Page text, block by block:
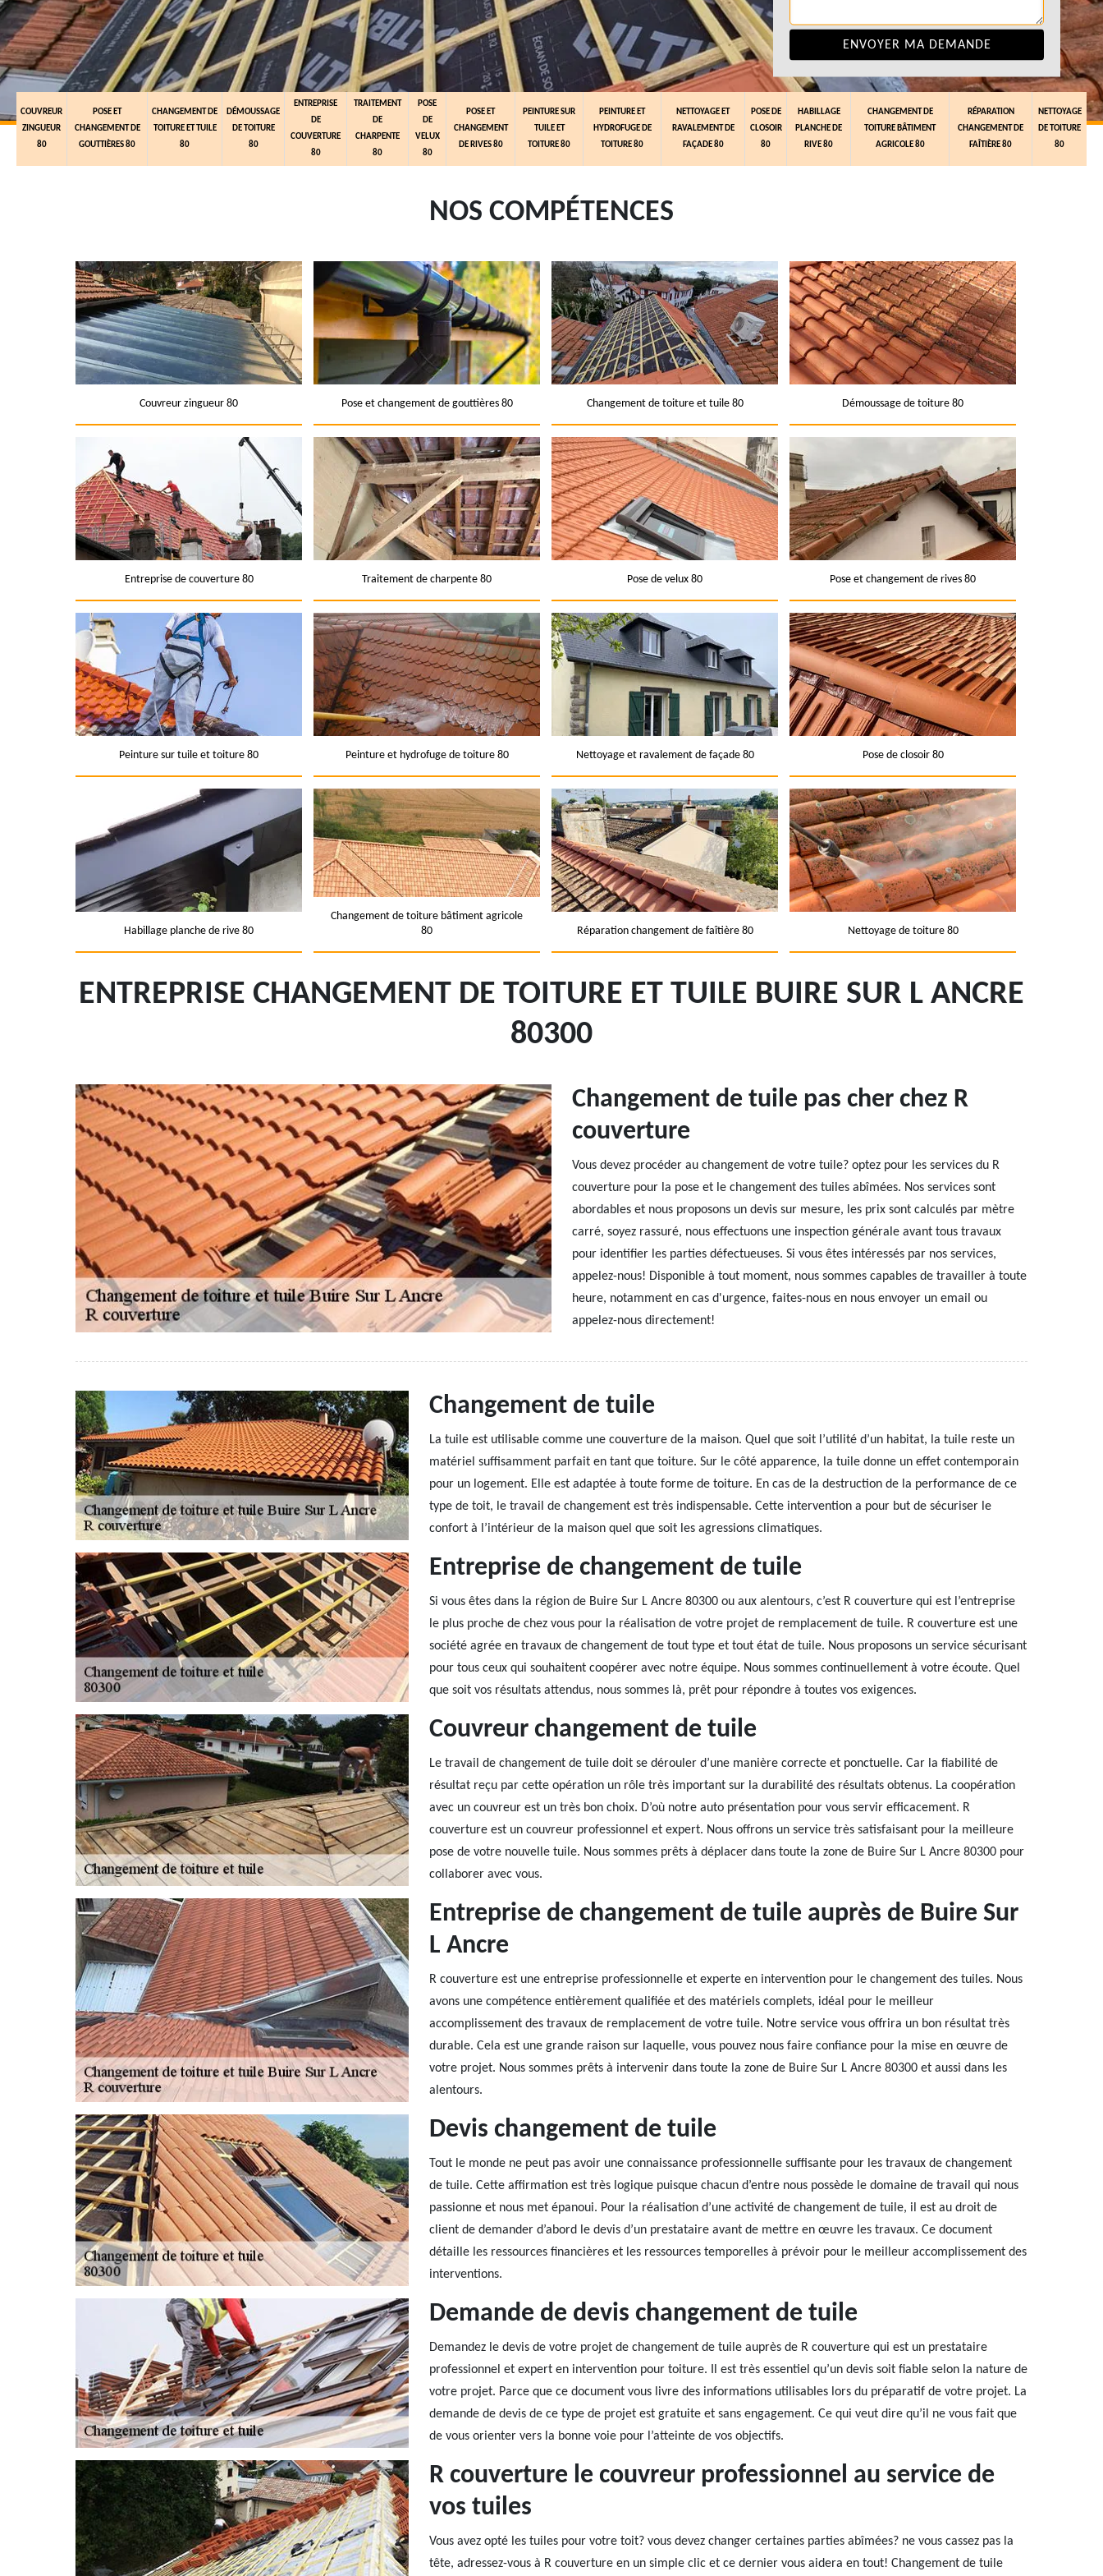
COUVREUR
ZINGUEUR
80
POSE ET
CHANGEMENT DE
GOUTTIÈRES 80
CHANGEMENT DE
TOITURE ET TUILE
80
DÉMOUSSAGE
DE TOITURE
80
ENTREPRISE
DE
COUVERTURE
80
TRAITEMENT
DE
CHARPENTE
80
POSE
DE
VELUX
80
POSE ET
CHANGEMENT
DE RIVES 80
PEINTURE SUR
TUILE ET
TOITURE 80
PEINTURE ET
HYDROFUGE DE
TOITURE 80
NETTOYAGE ET
RAVALEMENT DE
FAÇADE 80
POSE DE
CLOSOIR
80
HABILLAGE
PLANCHE DE
RIVE 80
CHANGEMENT DE
TOITURE BÂTIMENT
AGRICOLE 80
RÉPARATION
CHANGEMENT DE
FAÎTIÈRE 80
NETTOYAGE
DE TOITURE
80
NOS COMPÉTENCES
Couvreur zingueur 80 Pose et changement de gouttières 80 Changement de toiture et tuile 80 Démoussage de toiture 80
Entreprise de couverture 80 Traitement de charpente 80 Pose de velux 80 Pose et changement de rives 80
Peinture sur tuile et toiture 80 Peinture et hydrofuge de toiture 80 Nettoyage et ravalement de façade 80 Pose de closoir 80
Habillage planche de rive 80
Changement de toiture bâtiment agricole
80
Réparation changement de faîtière 80 Nettoyage de toiture 80
ENTREPRISE CHANGEMENT DE TOITURE ET TUILE BUIRE SUR L ANCRE
80300
Changement de tuile pas cher chez R
couverture
Vous devez procéder au changement de votre tuile? optez pour les services du R
couverture pour la pose et le changement des tuiles abîmées. Nos services sont
abordables et nous proposons un devis sur mesure, les prix sont calculés par mètre
carré, soyez rassuré, nous effectuons une inspection générale avant tous travaux
pour identifier les parties défectueuses. Si vous êtes intéressés par nos services,
appelez-nous! Disponible à tout moment, nous sommes capables de travailler à toute
heure, notamment en cas d'urgence, faites-nous en nous envoyer un email ou
appelez-nous directement!
Changement de tuile
La tuile est utilisable comme une couverture de la maison. Quel que soit l’utilité d’un habitat, la tuile reste un
matériel suffisamment parfait en tant que toiture. Sur le côté apparence, la tuile donne un effet contemporain
pour un logement. Elle est adaptée à toute forme de toiture. En cas de la destruction de la performance de ce
type de toit, le travail de changement est très indispensable. Cette intervention a pour but de sécuriser le
confort à l’intérieur de la maison quel que soit les agressions climatiques.
Entreprise de changement de tuile
Si vous êtes dans la région de Buire Sur L Ancre 80300 ou aux alentours, c’est R couverture qui est l’entreprise
le plus proche de chez vous pour la réalisation de votre projet de remplacement de tuile. R couverture est une
société agrée en travaux de changement de tout type et tout état de tuile. Nous proposons un service sécurisant
pour tous ceux qui souhaitent coopérer avec notre équipe. Nous sommes continuellement à votre écoute. Quel
que soit vos résultats attendus, nous sommes là, prêt pour répondre à toutes vos exigences.
Couvreur changement de tuile
Le travail de changement de tuile doit se dérouler d’une manière correcte et ponctuelle. Car la fiabilité de
résultat reçu par cette opération un rôle très important sur la durabilité des résultats obtenus. La coopération
avec un couvreur est un très bon choix. D’où notre auto présentation pour vous servir efficacement. R
couverture est un couvreur professionnel et expert. Nous offrons un service très satisfaisant pour la meilleure
pose de votre nouvelle tuile. Nous sommes prêts à déplacer dans toute la zone de Buire Sur L Ancre 80300 pour
collaborer avec vous.
Entreprise de changement de tuile auprès de Buire Sur
L Ancre
R couverture est une entreprise professionnelle et experte en intervention pour le changement des tuiles. Nous
avons une compétence entièrement qualifiée et des matériels complets, idéal pour le meilleur
accomplissement des travaux de remplacement de votre tuile. Notre service vous offrira un bon résultat très
durable. Cela est une grande raison sur laquelle, vous pouvez nous faire confiance pour la mise en œuvre de
votre projet. Nous sommes prêts à intervenir dans toute la zone de Buire Sur L Ancre 80300 et aussi dans les
alentours.
Devis changement de tuile
Tout le monde ne peut pas avoir une connaissance professionnelle suffisante pour les travaux de changement
de tuile. Cette affirmation est très logique puisque chacun d’entre nous possède le domaine de travail qui nous
passionne et nous met épanoui. Pour la réalisation d’une activité de changement de tuile, il est au droit de
client de demander d’abord le devis d’un prestataire avant de mettre en œuvre les travaux. Ce document
détaille les ressources financières et les ressources temporelles à prévoir pour le meilleur accomplissement des
interventions.
Demande de devis changement de tuile
Demandez le devis de votre projet de changement de tuile auprès de R couverture qui est un prestataire
professionnel et expert en intervention pour toiture. Il est très essentiel qu’un devis soit fiable selon la nature de
votre projet. Parce que ce document vous livre des informations utilisables lors du préparatif de votre projet. La
demande de devis de ce type de projet est gratuite et sans engagement. Ce qui veut dire qu’il ne vous fait que
de vous orienter vers la bonne voie pour l’atteinte de vos objectifs.
R couverture le couvreur professionnel au service de
vos tuiles
Vous avez opté les tuiles pour votre toit? vous devez changer certaines parties abîmées? ne vous cassez pas la
tête, adressez-vous à R couverture en un simple clic et ce dernier vous aidera en tout! Changement de tuile